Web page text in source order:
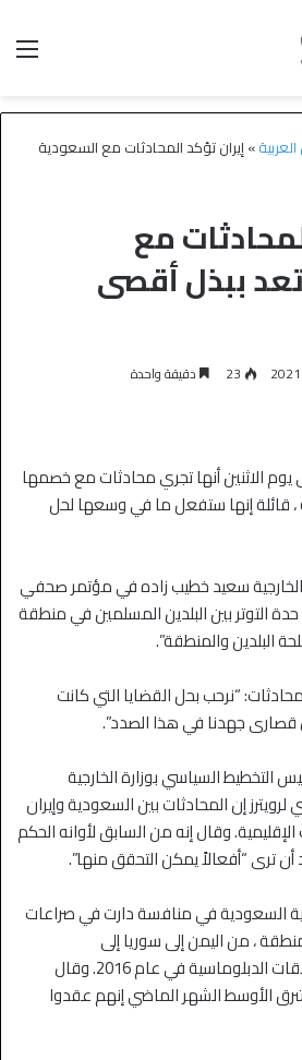
»إيران تؤكد المحادثات مع السعودية
مع
ببذل أقصى
23 دقيقة واحدة
يوم الاثنين أنها تجري محادثات مع خصمها
، قائلة إنها ستفعل ما في وسعها لحل
سعيد خطيب زاده في مؤتمر صحفي
التوتر بين البلدين المسلمين في منطقة
البلدين والمنطقة”.
“نرحب بحل القضايا التي كانت
قصارى جهدنا في هذا الصدد”.
التخطيط السياسي بوزارة الخارجية
إن المحادثات بين السعودية وإيران
وقال إنه من السابق لأوانه الحكم
أن ترى “أفعالاً يمكن التحقق منها”.
السعودية في منافسة دارت في صراعات
، من اليمن إلى سوريا إلى
العراق. وقطع البلدان العلاقات الدبلوماسية في عام 2016. وقال
الأوسط الشهر الماضي إنهم عقدوا